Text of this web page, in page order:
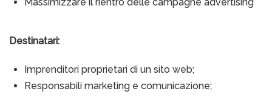
Destinatari:
Imprenditori proprietari di un sito web;
Responsabili marketing e comunicazione;